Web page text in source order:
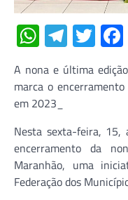
A nona e última
marca o
em 2023_
Nesta sexta-feira, 15,
encerramento da
Maranhão, uma
Federação dos